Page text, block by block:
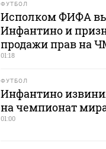
ФУТБОЛ
Исполком ФИФА
Инфантино и
продажи прав на
01:18
ФУТБОЛ
Инфантино
на чемпионат
01:00